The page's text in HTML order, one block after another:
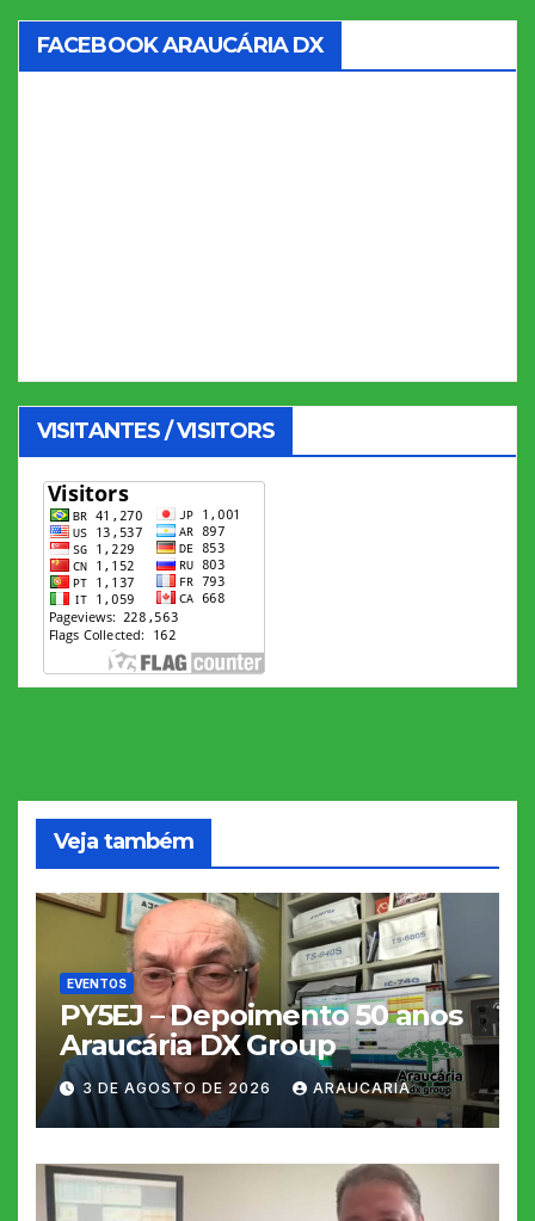
FACEBOOK ARAUCÁRIA DX
VISITANTES / VISITORS
Veja também
EVENTOS
PY5EJ – Depoimento 50 anos
Araucária DX Group
3 DE AGOSTO DE 2026 ARAUCARIA